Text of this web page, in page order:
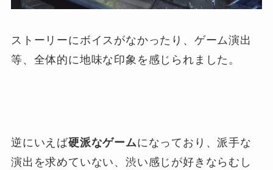
ストーリーにボイスがなかったり、ゲーム演出
等、全体的に地味な印象を感じられました。
逆にいえば硬派なゲームになっており、派手な
演出を求めていない、渋い感じが好きならむし